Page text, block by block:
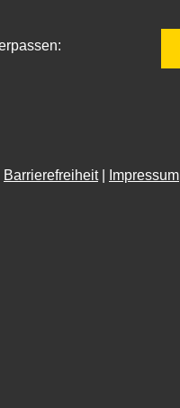
Barrierefreiheit| Impressum